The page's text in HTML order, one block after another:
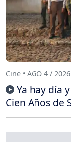
Cine • AGO 4 / 2026
Ya hay día
Cien Años de